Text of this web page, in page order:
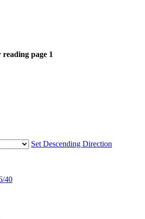
page 1
Set Descending Direction
40